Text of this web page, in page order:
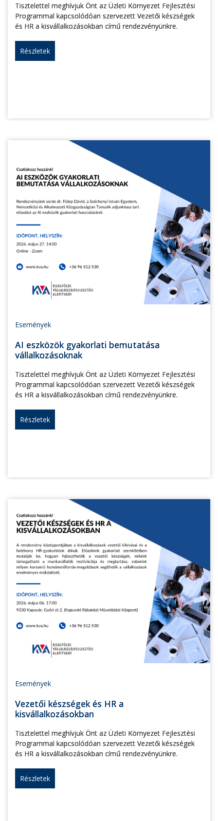
Tisztelettel meghívjuk Önt az Üzleti Környezet Fejlesztési
Programmal kapcsolódóan szervezett Vezetői készségek
és HR a kisvállalkozásokban című rendezvényünkre.
Részletek
Események
AI eszközök gyakorlati bemutatása
vállalkozásoknak
Tisztelettel meghívjuk Önt az Üzleti Környezet Fejlesztési
Programmal kapcsolódóan szervezett Vezetői készségek
és HR a kisvállalkozásokban című rendezvényünkre.
Részletek
Események
Vezetői készségek és HR a
kisvállalkozásokban
Tisztelettel meghívjuk Önt az Üzleti Környezet Fejlesztési
Programmal kapcsolódóan szervezett Vezetői készségek
és HR a kisvállalkozásokban című rendezvényünkre.
Részletek